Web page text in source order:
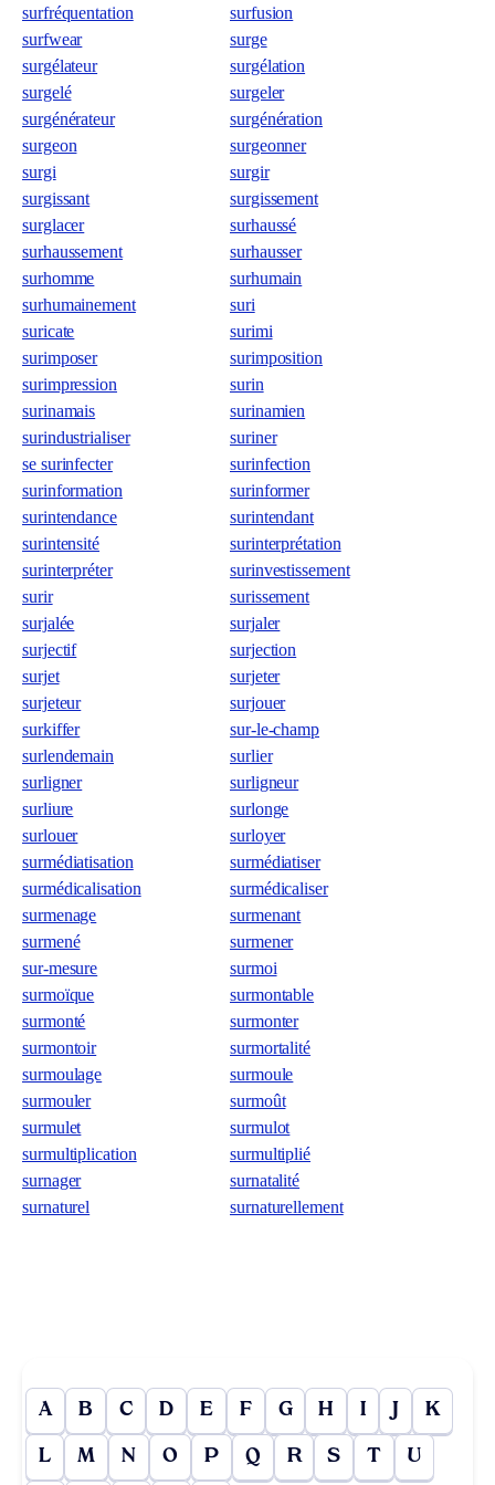
surfréquentation
surfusion
surfwear
surge
surgélateur
surgélation
surgelé
surgeler
surgénérateur
surgénération
surgeon
surgeonner
surgi
surgir
surgissant
surgissement
surglacer
surhaussé
surhaussement
surhausser
surhomme
surhumain
surhumainement
suri
suricate
surimi
surimposer
surimposition
surimpression
surin
surinamais
surinamien
surindustrialiser
suriner
se surinfecter
surinfection
surinformation
surinformer
surintendance
surintendant
surintensité
surinterprétation
surinterpréter
surinvestissement
surir
surissement
surjalée
surjaler
surjectif
surjection
surjet
surjeter
surjeteur
surjouer
surkiffer
sur-le-champ
surlendemain
surlier
surligner
surligneur
surliure
surlonge
surlouer
surloyer
surmédiatisation
surmédiatiser
surmédicalisation
surmédicaliser
surmenage
surmenant
surmené
surmener
sur-mesure
surmoi
surmoïque
surmontable
surmonté
surmonter
surmontoir
surmortalité
surmoulage
surmoule
surmouler
surmoût
surmulet
surmulot
surmultiplication
surmultiplié
surnager
surnatalité
surnaturel
surnaturellement
A B C D E F G H I J K
L M N O P Q R S T U